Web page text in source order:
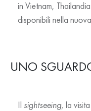
in Vietnam,
disponibili nella
UNO
Il sightseeing, la